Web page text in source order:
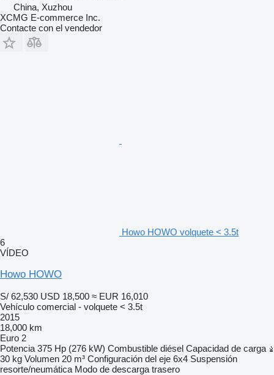
China, Xuzhou
XCMG E-commerce Inc.
Contacte con el vendedor
Howo HOWO volquete < 3.5t
6
VÍDEO
Howo HOWO
S/ 62,530 USD 18,500 ≈ EUR 16,010
Vehículo comercial - volquete < 3.5t
2015
18,000 km
Euro 2
Potencia 375 Hp (276 kW) Combustible diésel Capacidad de carga
30 kg Volumen 20 m³ Configuración del eje 6x4 Suspensión
resorte/neumática Modo de descarga trasero